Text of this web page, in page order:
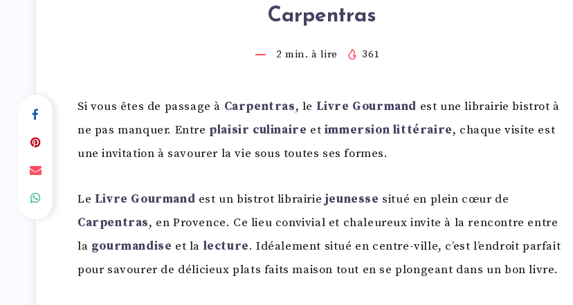
Carpentras
2 min. à lire 361
Si vous êtes de passage à Carpentras, le Livre Gourmand est une librairie bistrot à
ne pas manquer. Entre plaisir culinaire et immersion littéraire, chaque visite est
une invitation à savourer la vie sous toutes ses formes.
Le Livre Gourmand est un bistrot librairie jeunesse situé en plein cœur de
Carpentras, en Provence. Ce lieu convivial et chaleureux invite à la rencontre entre
la gourmandise et la lecture. Idéalement situé en centre-ville, c’est l’endroit parfait
pour savourer de délicieux plats faits maison tout en se plongeant dans un bon livre.